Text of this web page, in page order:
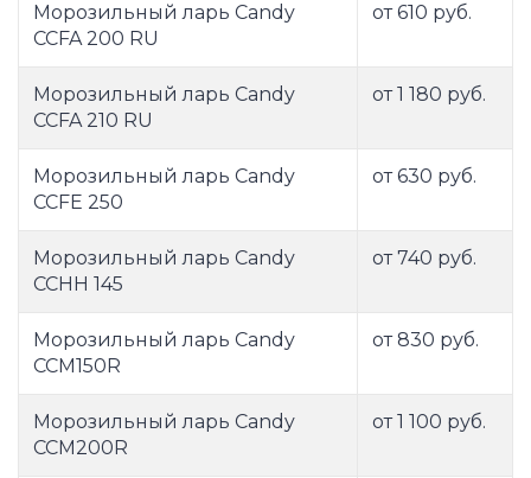
Морозильный ларь Candy
CCFA 200 RU
от 610 руб.
Морозильный ларь Candy
CCFA 210 RU
от 1 180 руб.
Морозильный ларь Candy
CCFE 250
от 630 руб.
Морозильный ларь Candy
CCHH 145
от 740 руб.
Морозильный ларь Candy
CCM150R
от 830 руб.
Морозильный ларь Candy
CCM200R
от 1 100 руб.